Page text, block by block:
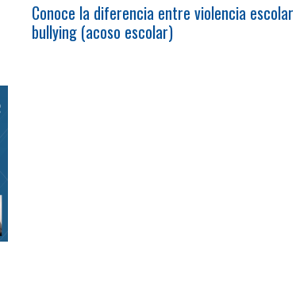
Conoce la diferencia entre violencia
bullying (acoso escolar)